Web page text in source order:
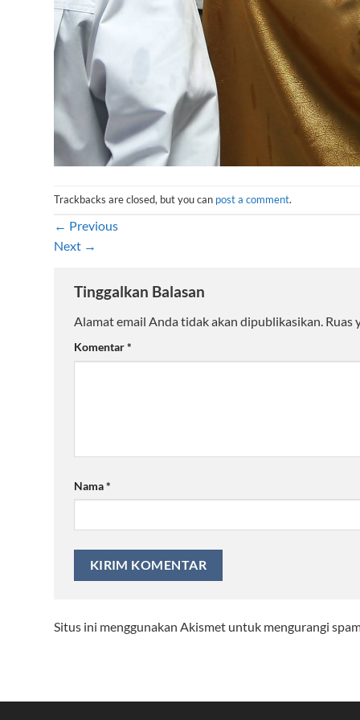
Trackbacks are closed, but you can post a comment.
← Previous
Next →
Tinggalkan Balasan
Alamat email Anda tidak akan dipublikasikan. Ruas
Komentar*
Nama*
Situs ini menggunakan Akismet untuk mengurangi